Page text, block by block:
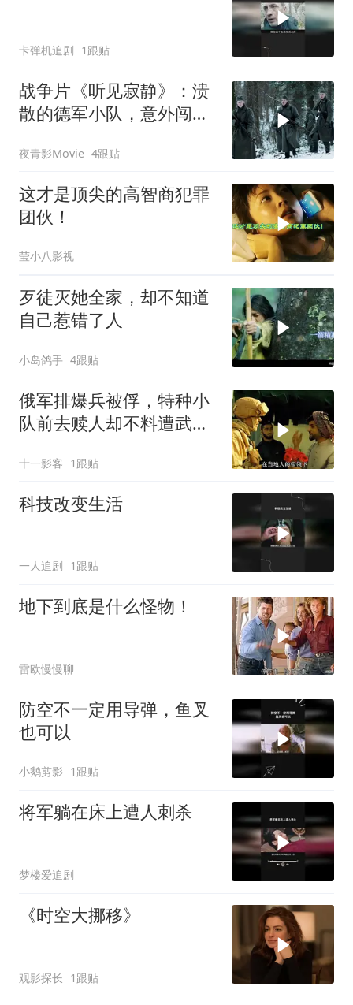
卡弹机追剧 1跟贴
战争片《听见寂静》：溃
散的德军小队，意外闯入
夜青影Movie 4跟贴
这才是顶尖的高智商犯罪
团伙！
莹小八影视
歹徒灭她全家，却不知道
自己惹错了人
小岛鸽手 4跟贴
俄军排爆兵被俘，特种小
队前去赎人却不料遭武装
十一影客 1跟贴
科技改变生活
一人追剧 1跟贴
地下到底是什么怪物！
雷欧慢慢聊
防空不一定用导弹，鱼叉
也可以
小鹅剪影 1跟贴
将军躺在床上遭人刺杀
梦楼爱追剧
《时空大挪移》
观影探长 1跟贴